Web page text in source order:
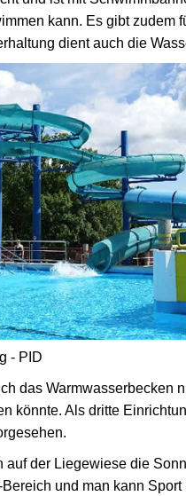
kann. Es gibt zudem
dient auch die
- PID
das Warmwasserbecken
könnte. Als dritte
auf der Liegewiese die
und man kann